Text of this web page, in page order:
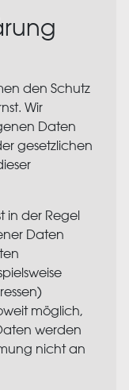
den Schutz
Wir
Daten
gesetzlichen
in der Regel
Daten
möglich,
werden
nicht an